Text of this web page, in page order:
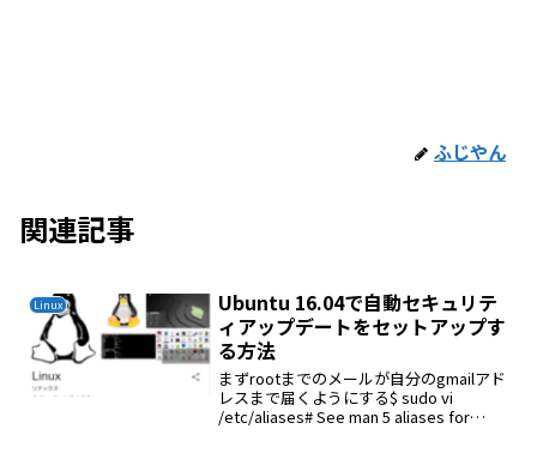
ふじやん
関連記事
Linux
Ubuntu 16.04で自動セキュリテ
ィアップデートをセットアップす
る方法
まずrootまでのメールが自分のgmailアド
レスまで届くようにする$ sudo vi
/etc/aliases# See man 5 aliases for